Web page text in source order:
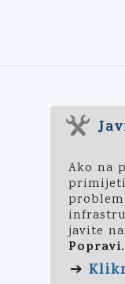
Ako na
javite
➔